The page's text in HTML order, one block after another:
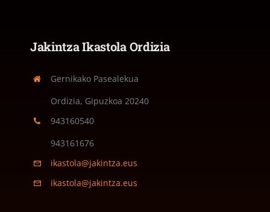
Jakintza Ikastola Ordizia
Gernikako Pasealekua
Ordizia, Gipuzkoa 20240
943160540
943161676
ikastola@jakintza.eus
ikastola@jakintza.eus